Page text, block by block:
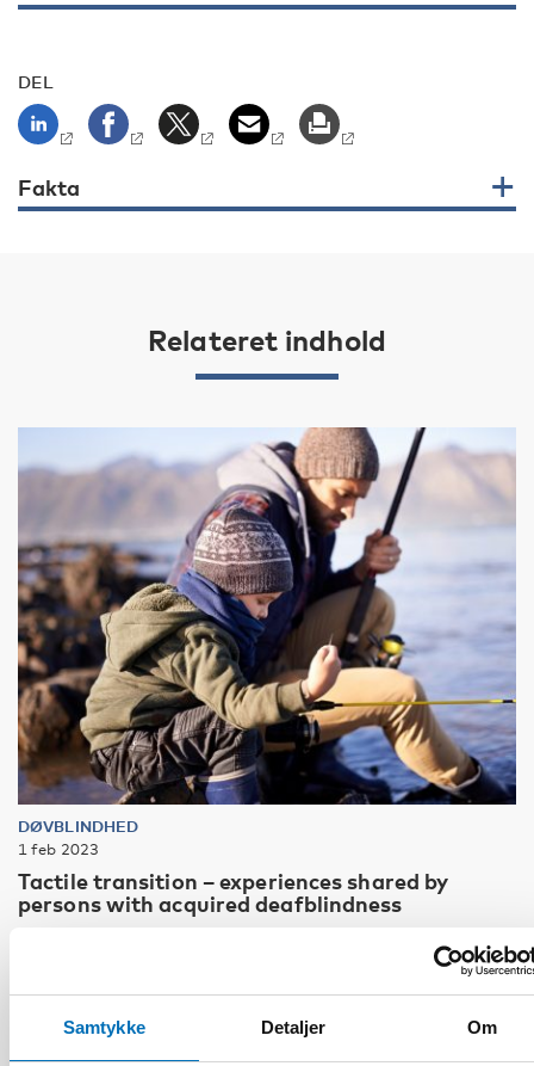
Samtykke Detaljer Om
DEL
Fakta
Relateret indhold
DØVBLINDHED
1 feb 2023
Tactile transition – experiences shared by
persons with acquired deafblindness